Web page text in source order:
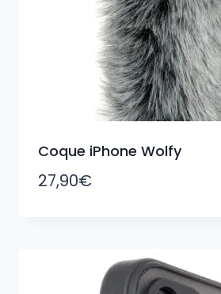
Coque iPhone Wolfy
27,90€